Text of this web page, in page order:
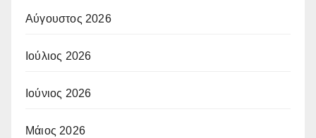
Αύγουστος 2026
Ιούλιος 2026
Ιούνιος 2026
Μάιος 2026